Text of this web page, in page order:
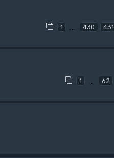
1 … 430 431
1 62